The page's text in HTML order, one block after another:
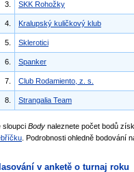
3. SKK Rohožky
4. Kralupský kuličkový klub
5. Sklerotici
6. Spanker
7. Club Rodamiento, z. s.
8. Strangalia Team
sloupci Body naleznete počet bodů
. Podrobnosti ohledně bodování
v anketě o turnaj roku